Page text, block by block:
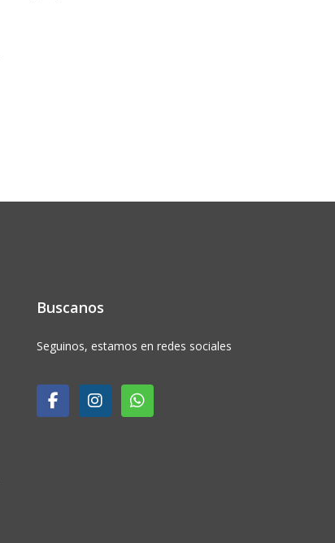
Buscanos
Seguinos, estamos en redes sociales